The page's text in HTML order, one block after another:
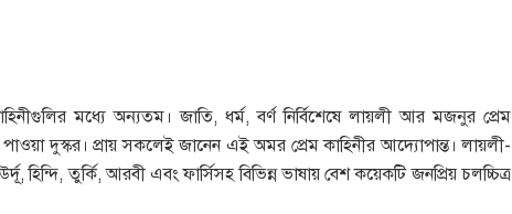
মধ্যে অন্যতম। জাতি, ধর্ম, বর্ণ নির্বিশেষে লায়লী আর মজনুর প্রেম
দুস্কর। প্রায় সকলেই জানেন এই অমর প্রেম কাহিনীর আদ্যোপান্ত। লায়লী-
হিন্দি, তুর্কি, আরবী এবং ফার্সিসহ বিভিন্ন ভাষায় বেশ কয়েকটি জনপ্রিয় চলচ্চিত্র